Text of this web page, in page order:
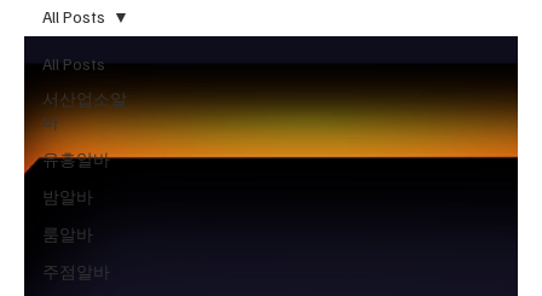
All Posts
서산업소알
바
유흥알바
밤알바
룸알바
주점알바
All Posts